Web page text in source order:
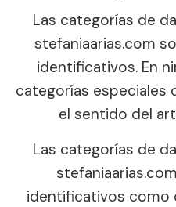
Las categorías de
stefaniaarias.com
identificativos. En
categorías especiales
el sentido del
Las categorías de
identificativos como